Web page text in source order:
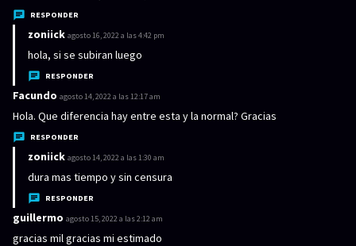
e
RESPONDER
zoniickd
i
c
e
:
agosto 16, 2022 a las 4:42 pm
hola, si se subiran luego
RESPONDER
Facundo d
c
e
:
agosto 14, 2022 a las 12:17 am
Hola. Que diferencia hay entre esta y la normal? Gracias
RESPONDER
zoniickd
i
c
e
:
agosto 14, 2022 a las 1:30 am
dura mas tiempo y sin censura
RESPONDER
guillermo dagosto 15, 2022 a las 2:12 am
gracias mil gracias mi estimado